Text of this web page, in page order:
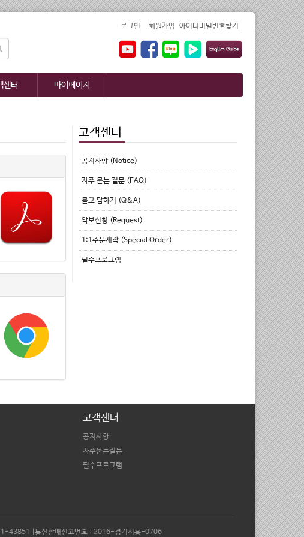
아이디비밀번호찾기
로그인 회원가입
센터 마이페이지
고객센터
공지사항 (Notice)
자주 묻는 질문 (FAQ)
묻고 답하기 (Q&A)
악보신청 (Request)
1:1주문제작 (Special Order)
필수프로그램
고객센터
공지사항
자주묻는질문
필수프로그램
43851 |통신판매신고번호 : 2016-경기시흥-0706